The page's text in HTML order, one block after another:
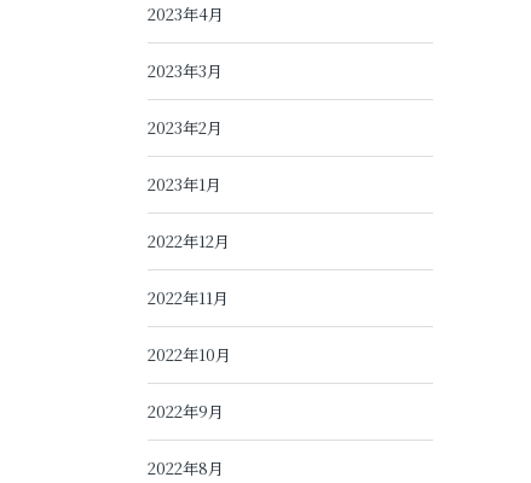
2023年4月
2023年3月
2023年2月
2023年1月
2022年12月
2022年11月
2022年10月
2022年9月
2022年8月